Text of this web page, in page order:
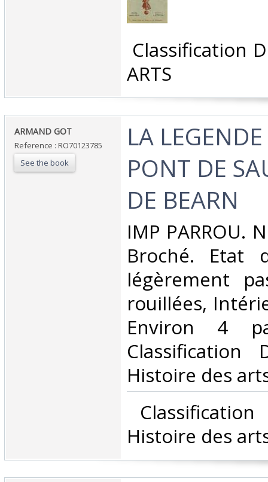
Classification
ARTS‎
‎ARMAND GOT‎
Reference : RO70123785
See the book
‎LA
PONT DE
DE BEARN‎
‎IMP PARROU.
Broché. Etat
légèrement
rouillées,
Environ 4
Classification
Histoire des
Histoire des